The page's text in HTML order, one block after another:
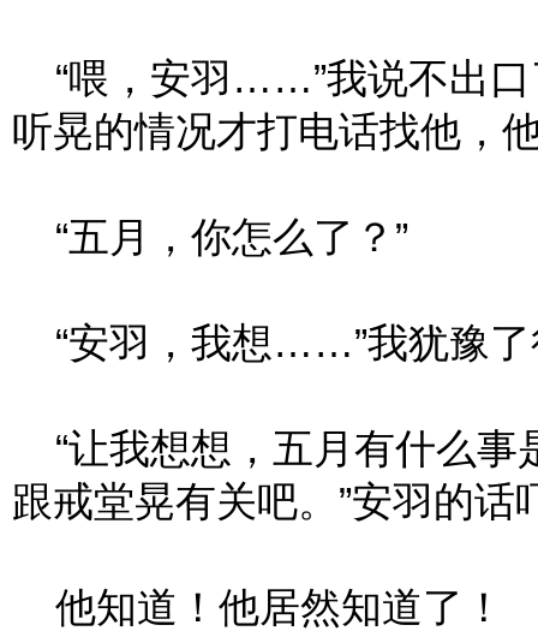
“喂，安羽……”我说不出口
听晃的情况才打电话找他，
“五月，你怎么了？”
“安羽，我想……”我犹豫了
“让我想想，五月有什么事
跟戒堂晃有关吧。”安羽的
他知道！他居然知道了！